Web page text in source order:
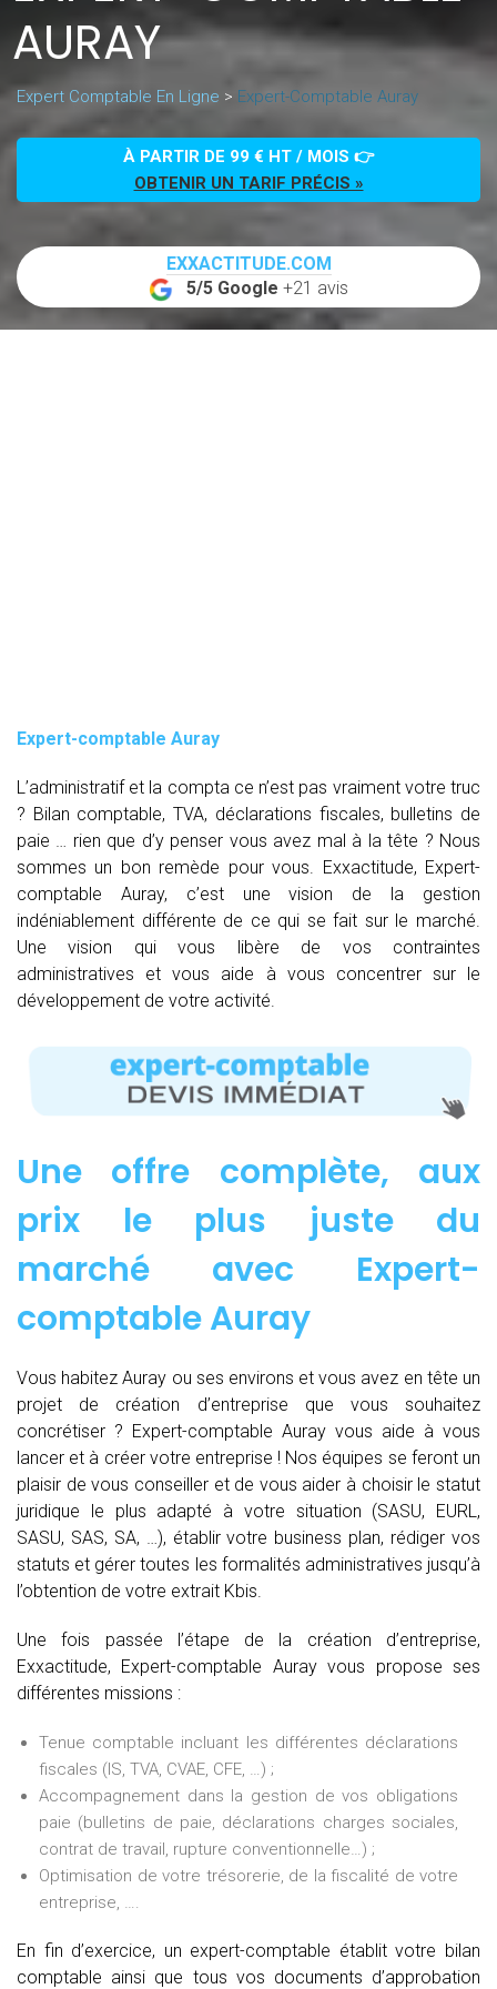
AURAY
Expert Comptable En Ligne > Expert-Comptable Auray
À PARTIR DE 99 € HT / MOIS 👉
OBTENIR UN TARIF PRÉCIS »
EXXACTITUDE.COM
5/5 Google +21 avis
Expert-comptable Auray
L’administratif et la compta ce n’est pas vraiment votre truc
? Bilan comptable, TVA, déclarations fiscales, bulletins de
paie … rien que d’y penser vous avez mal à la tête ? Nous
sommes un bon remède pour vous. Exxactitude, Expert-
comptable Auray, c’est une vision de la gestion
indéniablement différente de ce qui se fait sur le marché.
Une vision qui vous libère de vos contraintes
administratives et vous aide à vous concentrer sur le
développement de votre activité.
Une offre complète, aux
prix le plus juste du
marché avec Expert-
comptable Auray
Vous habitez Auray ou ses environs et vous avez en tête un
projet de création d’entreprise que vous souhaitez
concrétiser ? Expert-comptable Auray vous aide à vous
lancer et à créer votre entreprise ! Nos équipes se feront un
plaisir de vous conseiller et de vous aider à choisir le statut
juridique le plus adapté à votre situation (SASU, EURL,
SASU, SAS, SA, …), établir votre business plan, rédiger vos
statuts et gérer toutes les formalités administratives jusqu’à
l’obtention de votre extrait Kbis.
Une fois passée l’étape de la création d’entreprise,
Exxactitude, Expert-comptable Auray vous propose ses
différentes missions :
Tenue comptable incluant les différentes déclarations
fiscales (IS, TVA, CVAE, CFE, …) ;
Accompagnement dans la gestion de vos obligations
paie (bulletins de paie, déclarations charges sociales,
contrat de travail, rupture conventionnelle…) ;
Optimisation de votre trésorerie, de la fiscalité de votre
entreprise, ….
En fin d’exercice, un expert-comptable établit votre bilan
comptable ainsi que tous vos documents d’approbation